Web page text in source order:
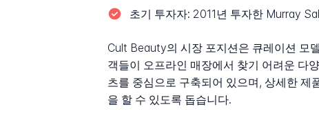
초기 투자자: 2011년 투자한 Murray
Cult Beauty의 시장 포지션은 큐레이션 모
객들이 오프라인 매장에서 찾기 어려운 다
츠를 중심으로 구축되어 있으며, 상세한 제
을 할 수 있도록 돕습니다.